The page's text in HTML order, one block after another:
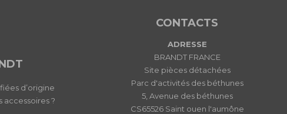
d’origine
?
CONTACTS
ADRESSE
BRANDT FRANCE
Site pièces détachées
Parc d'activités des béthunes
5, Avenue des béthunes
CS65526 Saint ouen l'aumône